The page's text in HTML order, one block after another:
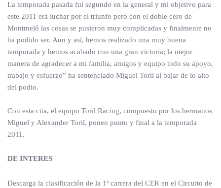
La temporada pasada fui segundo en la general y mi objetivo para
este 2011 era luchar por el triunfo pero con el doble cero de
Montmeló las cosas se pusieron muy complicadas y finalmente no
ha podido ser. Aun y así, hemos realizado una muy buena
temporada y hemos acabado con una gran victoria; la mejor
manera de agradecer a mi familia, amigos y equipo todo su apoyo,
trabajo y esfuerzo” ha sentenciado Miguel Toril al bajar de lo alto
del podio.
Con esta cita, el equipo Toril Racing, compuesto por los hermanos
Miguel y Alexander Toril, ponen punto y final a la temporada
2011.
DE INTERES
Descarga la clasificación de la 1ª carrera del CER en el Circuito de